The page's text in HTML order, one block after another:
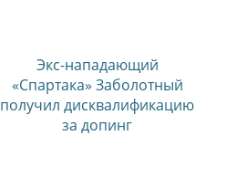
Экс-нападающий
«Спартака» Заболотный
получил дисквалификацию
за допинг